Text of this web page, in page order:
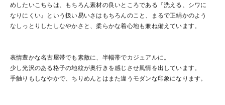
めしたいこちらは、もちろん素材の良いところである『洗える、シワに
なりにくい』という扱い易いさはもちろんのこと、まるで正絹かのよう
なしっとりしたしなやかさと、柔らかな着心地も兼ね備えています。
表情豊かな名古屋帯でも素敵に、半幅帯でカジュアルに。
少し光沢のある格子の地紋が奥行きを感じさせ風情を出しています。
手触りもしなやかで、ちりめんとはまた違うモダンな印象になります。